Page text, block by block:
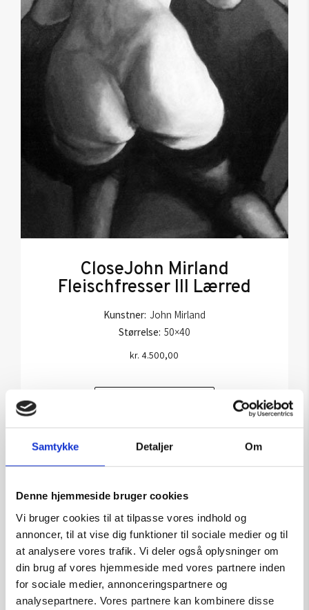
Samtykke Detaljer Om
Denne hjemmeside bruger cookies
Vi bruger cookies til at tilpasse vores indhold og
annoncer, til at vise dig funktioner til sociale medier og til
at analysere vores trafik. Vi deler også oplysninger om
din brug af vores hjemmeside med vores partnere inden
for sociale medier, annonceringspartnere og
analysepartnere. Vores partnere kan kombinere disse
CloseJohn Mirland
Fleischfresser III Lærred
Kunstner: John Mirland
Størrelse: 50×40
kr. 4.500,00